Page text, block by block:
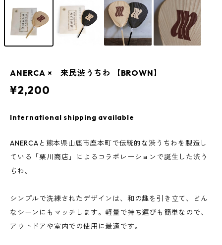
ANERCA × 来民渋うちわ 【BROWN】
¥2,200
International shipping available
ANERCAと熊本県山鹿市鹿本町で伝統的な渋うちわを製造し
ている「栗川商店」によるコラボレーションで誕生した渋う
ちわ。
シンプルで洗練されたデザインは、和の趣を引き立て、どん
なシーンにもマッチします。軽量で持ち運びも簡単なので、
アウトドアや室内での使用に最適です。